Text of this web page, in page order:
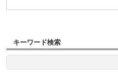
キーワード検索